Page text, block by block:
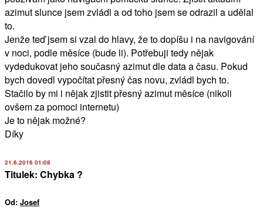
azimut slunce jsem zvládl a od toho jsem se odrazil a udělal
to.
Jenže teď jsem si vzal do hlavy, že to dopíšu i na navigování
v noci, podle měsíce (bude li). Potřebuji tedy nějak
vydedukovat jeho současný azimut dle data a času. Pokud
bych dovedl vypočítat přesný čas novu, zvládl bych to.
Stačilo by mi i nějak zjistit přesný azimut měsíce (nikoli
ovšem za pomoci internetu)
Je to nějak možné?
Díky
21.6.2016 01:08
Titulek: Chybka ?
Od: Josef